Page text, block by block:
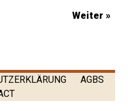
Weiter »
AGBS